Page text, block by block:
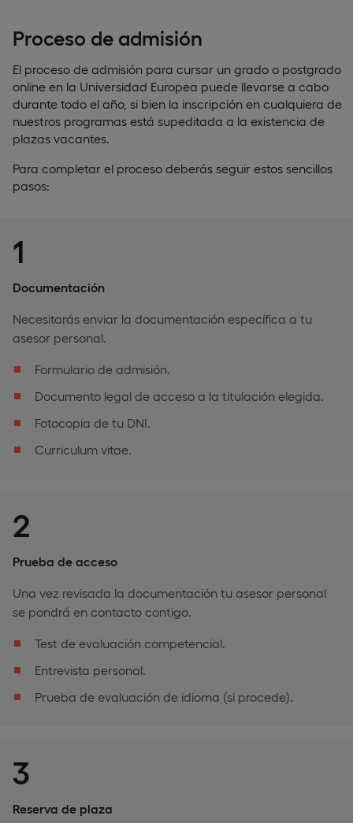
Proceso de admisión
El proceso de admisión para cursar un grado o postgrado
online en la Universidad Europea puede llevarse a cabo
durante todo el año, si bien la inscripción en cualquiera de
nuestros programas está supeditada a la existencia de
plazas vacantes.
Para completar el proceso deberás seguir estos sencillos
pasos:
1
Documentación
Necesitarás enviar la documentación específica a tu
asesor personal.
Formulario de admisión.
Documento legal de acceso a la titulación elegida.
Fotocopia de tu DNI.
Curriculum vitae.
2
Prueba de acceso
Una vez revisada la documentación tu asesor personal
se pondrá en contacto contigo.
Test de evaluación competencial.
Entrevista personal.
Prueba de evaluación de idioma (si procede).
3
Reserva de plaza